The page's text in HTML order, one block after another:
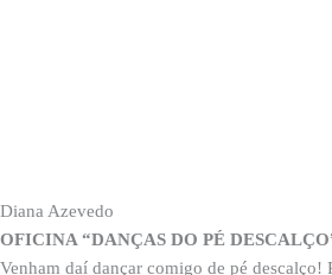
Diana Azevedo
OFICINA “DANÇAS DO PÉ
Venham daí dançar comigo de pé descalço!